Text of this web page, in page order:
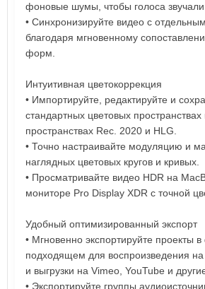
фоновые шумы, чтобы голоса звучали
• Синхронизируйте видео с
благодаря мгновенному
форм.
Интуитивная цветокоррекция
• Импортируйте, редактируйте и
стандартных цветовых пространствах
пространствах Rec. 2020 и HLG.
• Точно настраивайте модуляцию и
наглядных цветовых кругов и кривых.
• Просматривайте видео HDR на
мониторе Pro Display XDR с точной
Удобный оптимизированный экспорт
• Мгновенно экспортируйте проекты
подходящем для воспроизведения на
и выгрузки на Vimeo, YouTube и
• Экспортируйте группы